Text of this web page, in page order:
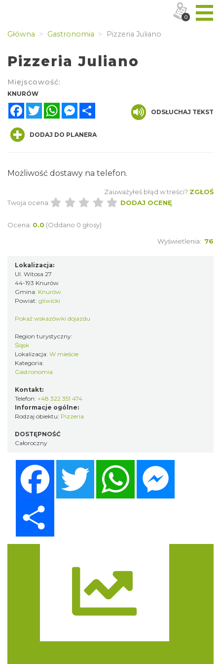
Główna Gastronomia Pizzeria Juliano
Pizzeria Juliano
Miejscowość:
KNURÓW
FacebookTwitterWhatsAppMessenger
ODSŁUCHAJ TEKST
DODAJ DO PLANERA
Możliwość dostawy na telefon.
Zauważyłeś błąd w treści? ZGŁOŚ
Twoja ocena:
DODAJ OCENĘ
Ocena: 0.0 (Oddano 0 głosy)
Wyświetlenia: 76
Lokalizacja:
Ul. Witosa 27
44-193 Knurów
Gmina: Knurów
Powiat: gliwicki
Pokaż wskazówki dojazdu
Region turystyczny:
Śląsk
Lokalizacja: W mieście
Kategoria:
Gastronomia
Kontakt:
Telefon: +48 322 351 474
Informacje ogólne:
Rodzaj obiektu: Pizzeria
DOSTĘPNOŚĆ
Całoroczny
Twitter WhatsApp
0